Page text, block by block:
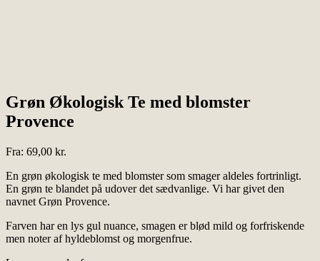
Grøn Økologisk Te med blomster
Provence
Fra: 69,00 kr.
En grøn økologisk te med blomster som smager aldeles fortrinligt.
En grøn te blandet på udover det sædvanlige. Vi har givet den
navnet Grøn Provence.
Farven har en lys gul nuance, smagen er blød mild og forfriskende
men noter af hyldeblomst og morgenfrue.